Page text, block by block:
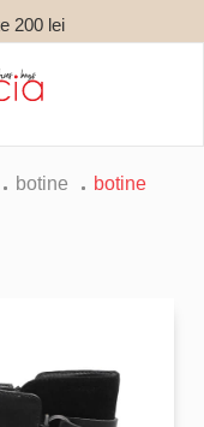
200 lei
botine
botine